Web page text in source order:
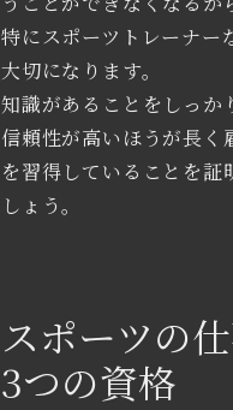
特にスポーツトレーナー
大切になります。
知識があることをしっか
信頼性が高いほうが長
を習得していることを
しょう。
スポーツの
3つの資格